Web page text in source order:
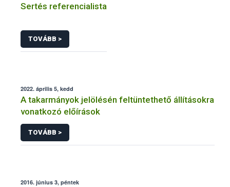
Sertés referencialista
TOVÁBB >
2022. április 5, kedd
A takarmányok jelölésén feltüntethető állításokra
vonatkozó előírások
TOVÁBB >
2016. június 3, péntek